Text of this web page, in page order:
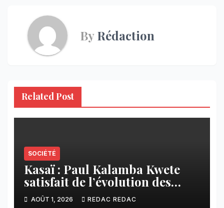
ByRédaction
Related Post
SOCIÉTÉ
Kasaï : Paul Kalamba Kwete
satisfait de l’évolution des
travaux routiers exécutés par
AOÛT 1, 2026 REDAC REDAC